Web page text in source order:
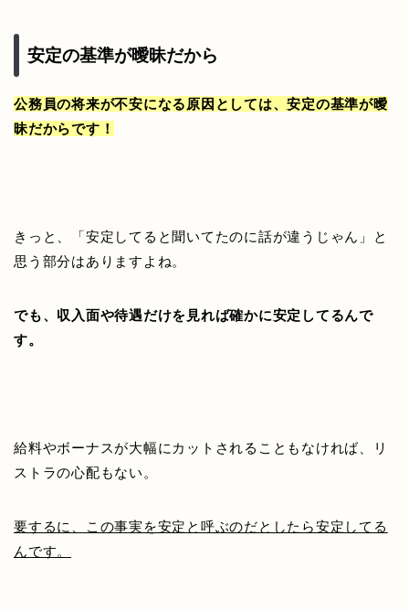
安定の基準が曖昧だから
公務員の将来が不安になる原因としては、安定の基準が曖
昧だからです！
きっと、「安定してると聞いてたのに話が違うじゃん」と
思う部分はありますよね。
でも、収入面や待遇だけを見れば確かに安定してるんで
す。
給料やボーナスが大幅にカットされることもなければ、リ
ストラの心配もない。
要するに、この事実を安定と呼ぶのだとしたら安定してる
んです。